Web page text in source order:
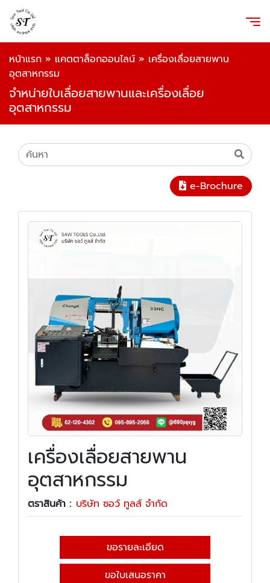
หน้าแรก » แคตตาล็อกออนไลน์ » เครื่องเลื่อยสายพาน
อุตสาหกรรม
จำหน่ายใบเลื่อยสายพานและเครื่องเลื่อย
อุตสาหกรรม
e-Brochure
เครื่องเลื่อยสายพาน
อุตสาหกรรม
ตราสินค้า : บริษัท ซอว์ ทูลส์ จำกัด
ขอรายละเอียด
ขอใบเสนอราคา